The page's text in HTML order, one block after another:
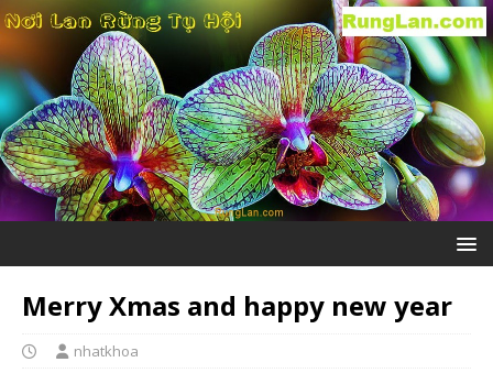
Merry Xmas and happy new year
nhatkhoa